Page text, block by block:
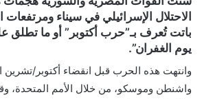
ي
الاحتلال الإسرائيلي في سيناء ومرتفعات
باتت تُعرف بـ”حرب أكتوبر” أو ما تطلق
يوم الغفران”.
وانتهت هذه الحرب قبل انقضاء أكتوبر/
واشنطن وموسكو، من خلال الأمم المتحدة،